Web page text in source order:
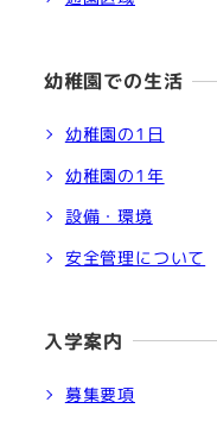
幼稚園での生活
幼稚園の1日
幼稚園の1年
設備・環境
安全管理について
入学案内
募集要項